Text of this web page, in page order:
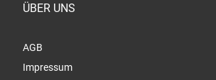
ÜBER UNS
AGB
Impressum